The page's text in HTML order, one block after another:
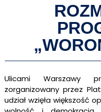
Ulicami Warszawy
zorganizowany przez
udział wzięła większość